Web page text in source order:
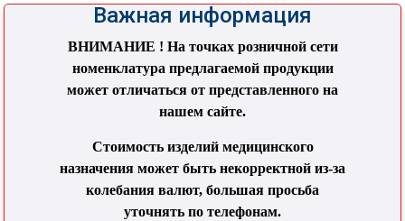
Важная информация
ВНИМАНИЕ ! На точках розничной сети
номенклатура предлагаемой продукции
может отличаться от представленного на
нашем сайте.
Стоимость изделий медицинского
назначения может быть некорректной из-за
колебания валют, большая просьба
уточнять по телефонам.